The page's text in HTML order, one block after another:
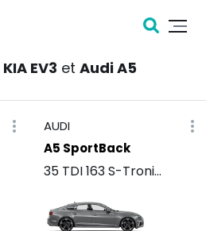
KIA EV3 et Audi A5
AUDI
A5 SportBack
35 TDI 163 S-Tronic Dynamic